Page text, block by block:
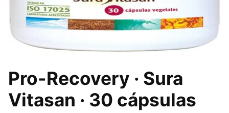
Pro-Recovery · Sura
Vitasan · 30 cápsulas